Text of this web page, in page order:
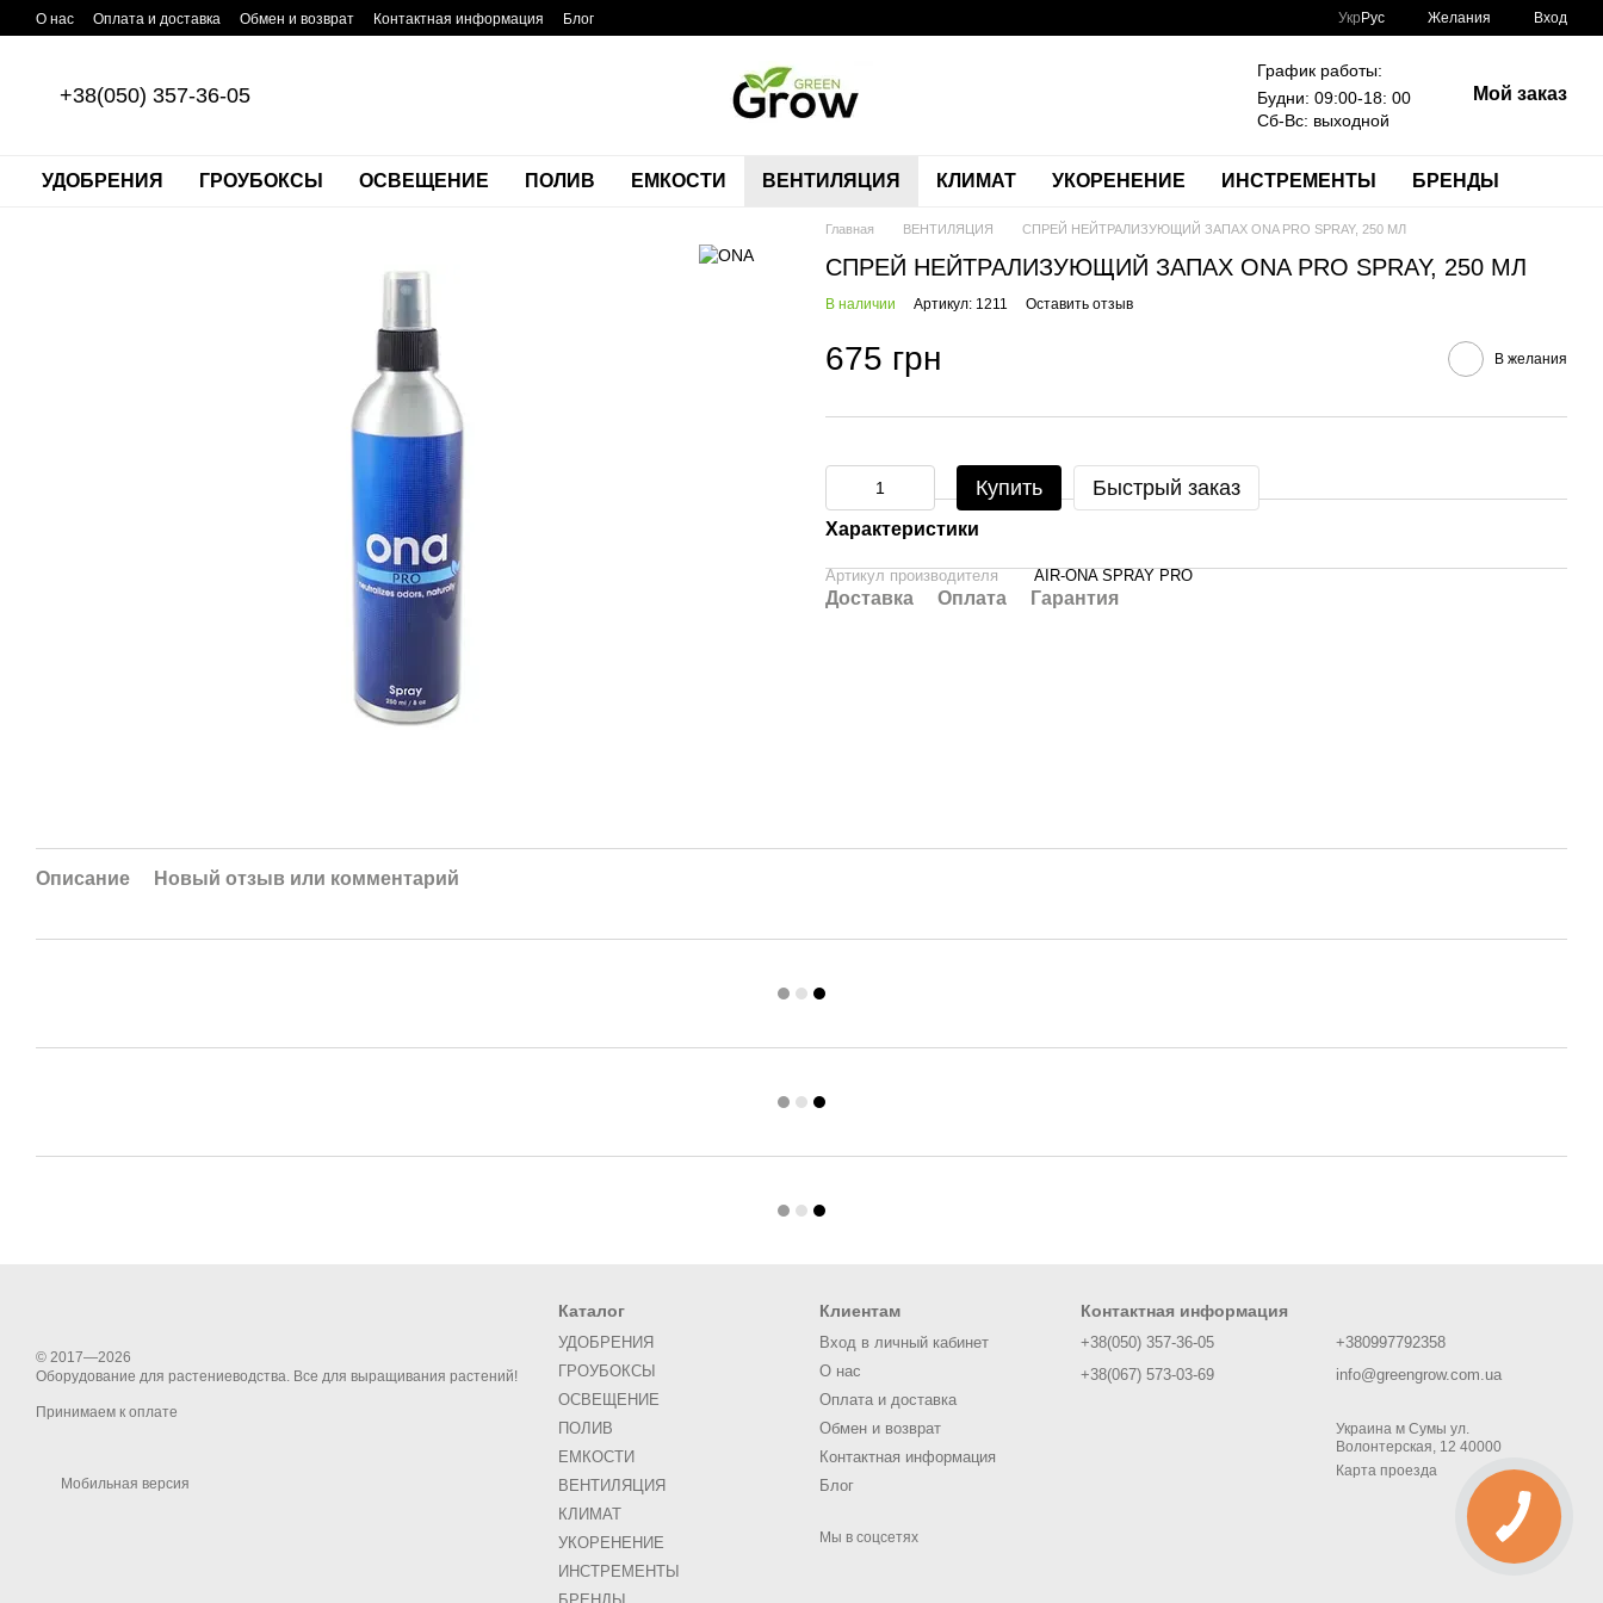
Перейти к основному контенту
О нас Оплата и доставка Обмен и возврат Контактная информация Блог Укр Рус Желания Вход
+38(050) 357-36-05
График работы:
Будни: 09:00-18: 00
Сб-Вс: выходной
Мой заказ
УДОБРЕНИЯ ГРОУБОКСЫ ОСВЕЩЕНИЕ ПОЛИВ ЕМКОСТИ ВЕНТИЛЯЦИЯ КЛИМАТ УКОРЕНЕНИЕ ИНСТРЕМЕНТЫ БРЕНДЫ
Главная ВЕНТИЛЯЦИЯ СПРЕЙ НЕЙТРАЛИЗУЮЩИЙ ЗАПАХ ONA PRO SPRAY, 250 МЛ
СПРЕЙ НЕЙТРАЛИЗУЮЩИЙ ЗАПАХ ONA PRO SPRAY, 250 МЛ
В наличии Артикул: 1211 Оставить отзыв
675 грн В желания
Купить Быстрый заказ
Характеристики
Артикул производителя AIR-ONA SPRAY PRO
Доставка Оплата Гарантия
Описание Новый отзыв или комментарий
© 2017—2026
Оборудование для растениеводства. Все для выращивания растений!
Принимаем к оплате
Мобильная версия
Каталог
УДОБРЕНИЯ
ГРОУБОКСЫ
ОСВЕЩЕНИЕ
ПОЛИВ
ЕМКОСТИ
ВЕНТИЛЯЦИЯ
КЛИМАТ
УКОРЕНЕНИЕ
ИНСТРЕМЕНТЫ
Клиентам
Вход в личный кабинет
О нас
Оплата и доставка
Обмен и возврат
Контактная информация
Блог
Мы в соцсетях
Контактная информация
+38(050) 357-36-05
+38(067) 573-03-69
+380997792358
info@greengrow.com.ua
Украина м Сумы ул.
Волонтерская, 12 40000
Карта проезда